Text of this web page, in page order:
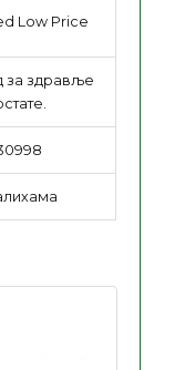
Low Price
за здравље